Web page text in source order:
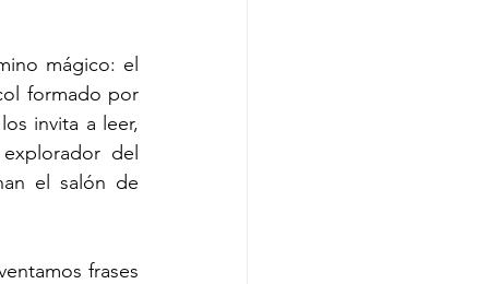
mágico: el
formado por
invita a leer,
del
el salón de
frases